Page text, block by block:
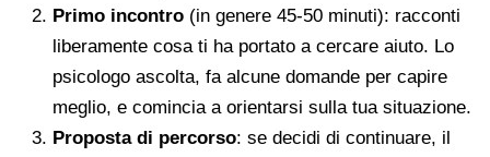
Primo incontro (in genere 45-50 minuti): racconti
liberamente cosa ti ha portato a cercare aiuto. Lo
psicologo ascolta, fa alcune domande per capire
meglio, e comincia a orientarsi sulla tua situazione.
Proposta di percorso: se decidi di continuare, il